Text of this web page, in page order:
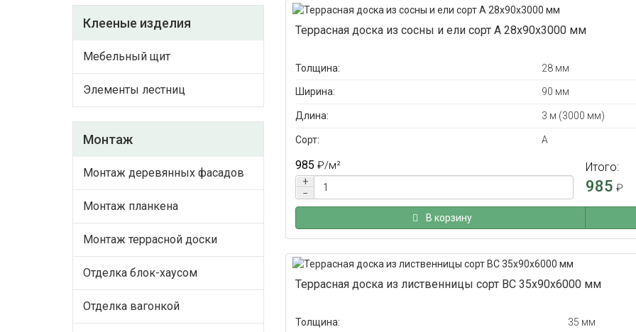
Клееные изделия
Мебельный щит
Элементы лестниц
Монтаж
Монтаж деревянных фасадов
Монтаж планкена
Монтаж террасной доски
Отделка блок-хаусом
Отделка вагонкой
Террасная доска из сосны и ели сорт А 28x90x3000 мм
Толщина: 28 мм
Ширина: 90 мм
Длина: 3 м (3000 мм)
Сорт: А
985 ₽/м²
+
−
Итого:
985 ₽
В корзину
Террасная доска из лиственницы сорт ВС 35x90x6000 мм
Толщина: 35 мм